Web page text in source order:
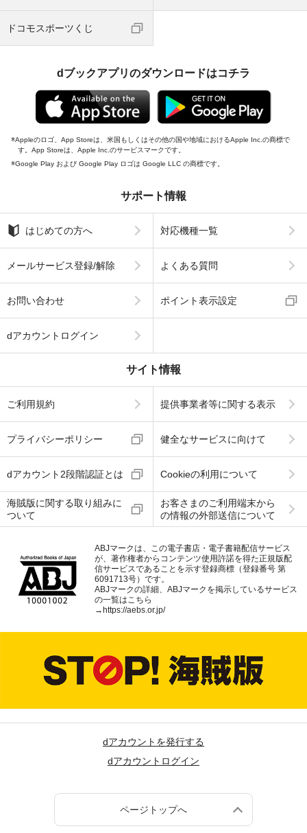
ドコモスポーツくじ
dブックアプリのダウンロードはコチラ
Appleのロゴ、App Storeは、米国もしくはその他の国や地域におけるApple Inc.の商標で
す。App Storeは、Apple Inc.のサービスマークです。
Google Play および Google Play ロゴは Google LLC の商標です。
サポート情報
はじめての方へ 対応機種一覧
メールサービス登録/解除 よくある質問
お問い合わせ ポイント表示設定
dアカウントログイン
サイト情報
ご利用規約 提供事業者等に関する表示
プライバシーポリシー 健全なサービスに向けて
dアカウント2段階認証とは Cookieの利用について
海賊版に関する取り組みに
ついて
お客さまのご利用端末から
の情報の外部送信について
ABJマークは、この電子書店・電子書籍配信サービス
が、著作権者からコンテンツ使用許諾を得た正規版配
信サービスであることを示す登録商標（登録番号 第
6091713号）です。
ABJマークの詳細、ABJマークを掲示しているサービス
の一覧はこちら
→ https://aebs.or.jp/
dアカウントを発行する
dアカウントログイン
ページトップへ